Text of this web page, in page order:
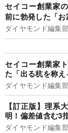
セイコー創業家
前に勃発した「
ダイヤモンド編集部
セイコー創業家
た「出る杭を称
ダイヤモンド編集部
【訂正版】理系
明！偏差値含む3
ダイヤモンド編集部